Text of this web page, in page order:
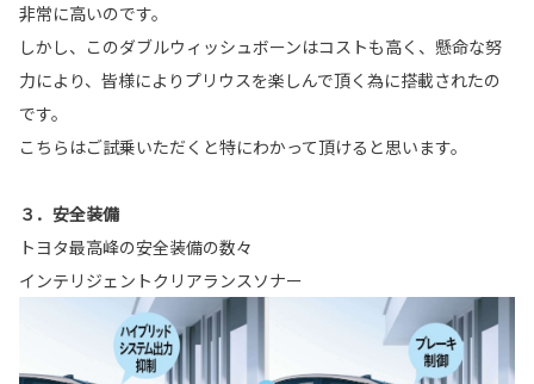
非常に高いのです。
しかし、このダブルウィッシュボーンはコストも高く、懸命な努
力により、皆様によりプリウスを楽しんで頂く為に搭載されたの
です。
こちらはご試乗いただくと特にわかって頂けると思います。
３．安全装備
トヨタ最高峰の安全装備の数々
インテリジェントクリアランスソナー